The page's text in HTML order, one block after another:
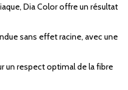
Dia Color offre un résultat
sans effet racine, avec une
un respect optimal de la fibre